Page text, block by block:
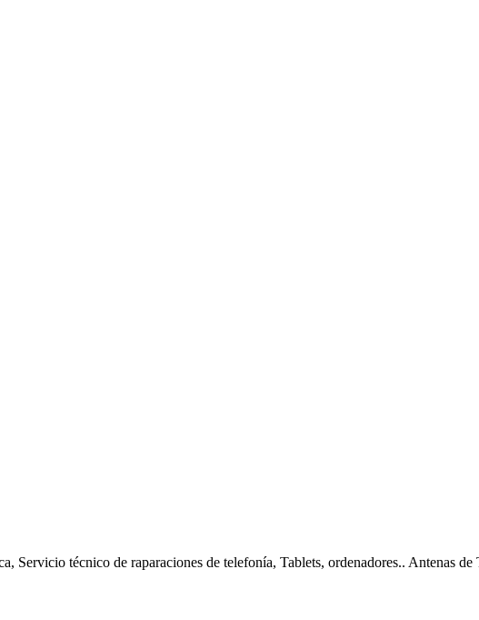
técnico de raparaciones de telefonía, Tablets, ordenadores.. Antenas de